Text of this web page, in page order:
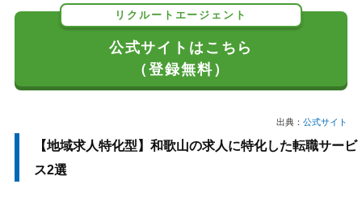
リクルートエージェント
公式サイトはこちら
（登録無料）
出典： 公式サイト
【地域求人特化型】和歌山の求人に特化した転職サービ
ス2選